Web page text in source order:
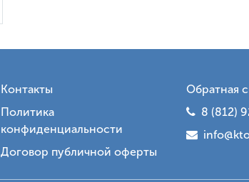
Контакты
Политика
конфиденциальности
Договор публичной оферты
Обратная
8 (812)